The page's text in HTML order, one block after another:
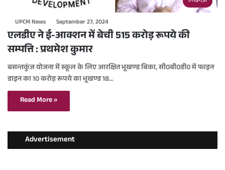
UPCM News September 27, 2024
एलडीए ने ई-आक्शन में बेची 515 करोड़ रूपये की
सम्पत्ति : प्रथमेश कुमार
बसन्तकुंज योजना में स्कूल के लिए आरक्षित भूखण्ड बिका, सी0बी0डी0 में फाइन
डाइन का 10 करोड़ रूपये का भूखण्ड 18…
Read More »
Advertisement